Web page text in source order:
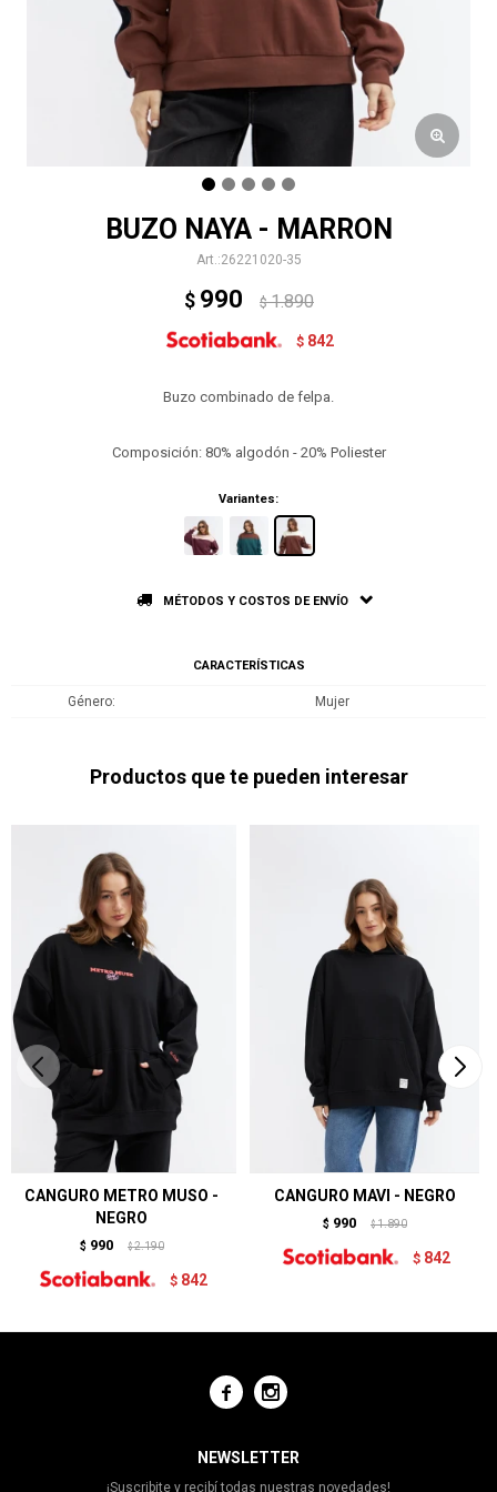
BUZO NAYA - MARRON
26221020-35
$ 990 $ 1.890
$ 842
Buzo combinado de felpa.
Composición: 80% algodón - 20% Poliester
Variantes:
MÉTODOS Y COSTOS DE ENVÍO
CARACTERÍSTICAS
Género Mujer
Productos que te pueden interesar
CANGURO METRO MUSO -
NEGRO
$ 990 $ 2.190
$ 842
CANGURO MAVI - NEGRO
$ 990 $ 1.890
$ 842
 
NEWSLETTER
¡Suscribite y recibí todas nuestras novedades!